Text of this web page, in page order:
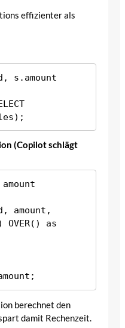
effizienter als
s.amount
(Copilot schlägt
berechnet den
damit Rechenzeit.